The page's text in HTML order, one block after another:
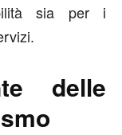
sia per i
delle